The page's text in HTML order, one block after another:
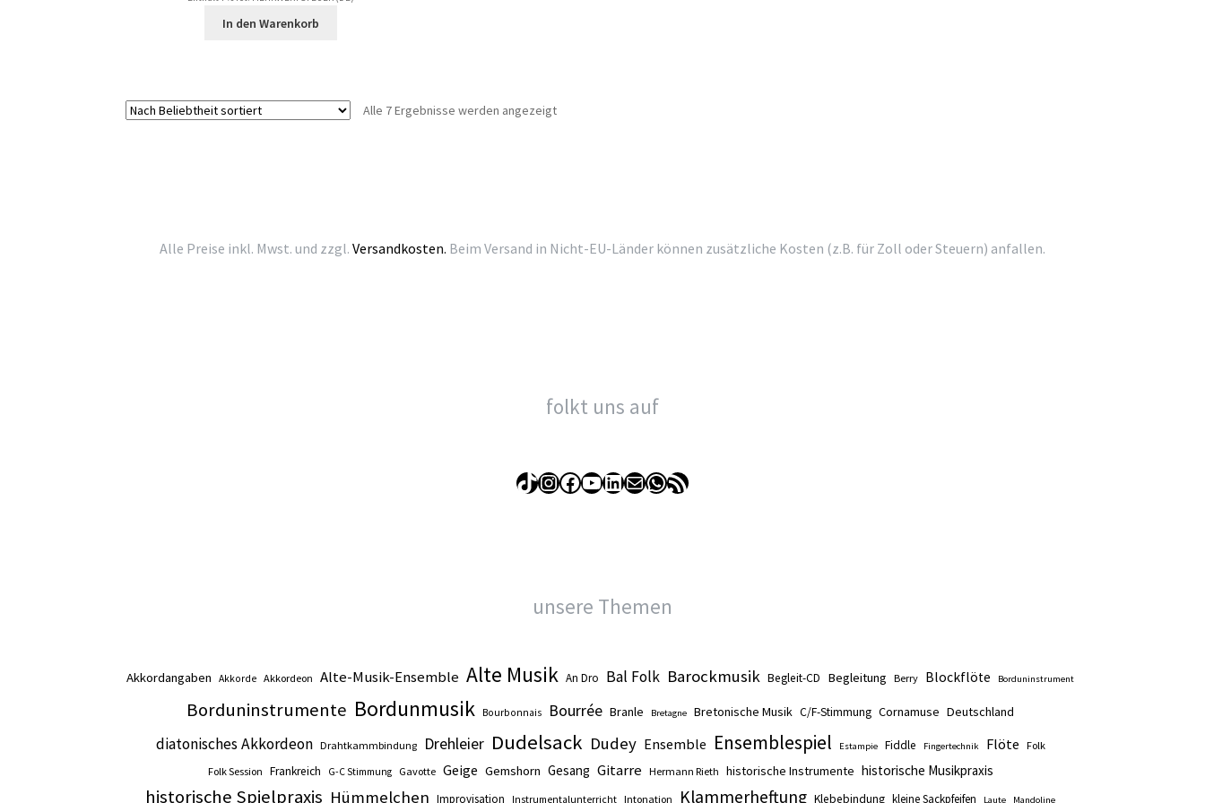
In den Warenkorb
Alle 7 Ergebnisse werden angezeigtNach
Alle Preise inkl. Mwst. und zzgl. Versandkosten. Beim Versand in Nicht-EU-Länder können zusätzliche Kosten (z.B. für Zoll oder Steuern) anfallen.
folkt uns auf
TikTok
Instagram
Facebook
YouTube
LinkedIn
E-MailWhatsApp
RSS-Feed
unsere Themen
Akkordangaben Akkorde Akkordeon Alte-Musik-Ensemble Alte Musik An Dro Bal Folk Barockmusik Begleit-CD Begleitung Berry Blockflöte Borduninstrument
Borduninstrumente Bordunmusik Bourbonnais Bourrée Branle Bretagne Bretonische Musik C/F-Stimmung Cornamuse Deutschland
diatonisches Akkordeon Drahtkammbindung Drehleier Dudelsack Dudey Ensemble Ensemblespiel Estampie Fiddle Fingertechnik Flöte Folk
Folk Session Frankreich G-C Stimmung Gavotte Geige Gemshorn Gesang Gitarre Hermann Rieth historische Instrumente historische Musikpraxis
historische Spielpraxis Hümmelchen Improvisation Instrumentalunterricht Intonation Klammerheftung Klebebindung kleine Sackpfeifen Laute Mandoline